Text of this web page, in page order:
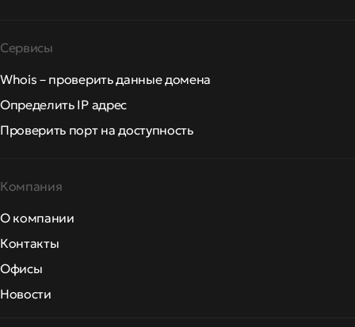
Сервисы
Whois – проверить данные домена
Определить IP адрес
Проверить порт на доступность
Компания
О компании
Контакты
Офисы
Новости